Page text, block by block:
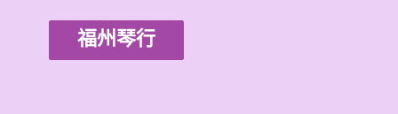
福州琴行